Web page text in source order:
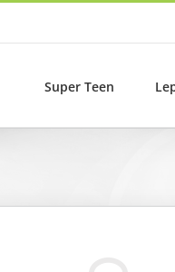
Super Teen